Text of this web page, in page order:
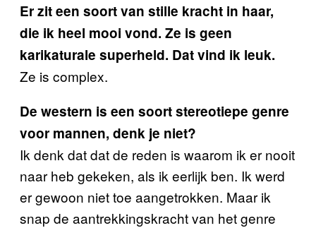
Er zit een soort van stille kracht in haar,
die ik heel mooi vond. Ze is geen
karikaturale superheld. Dat vind ik leuk.
Ze is complex.
De western is een soort stereotiepe genre
voor mannen, denk je niet?
Ik denk dat dat de reden is waarom ik er nooit
naar heb gekeken, als ik eerlijk ben. Ik werd
er gewoon niet toe aangetrokken. Maar ik
snap de aantrekkingskracht van het genre